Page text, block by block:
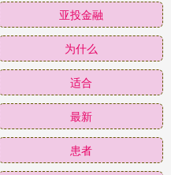
亚投金融
为什么
适合
最新
患者